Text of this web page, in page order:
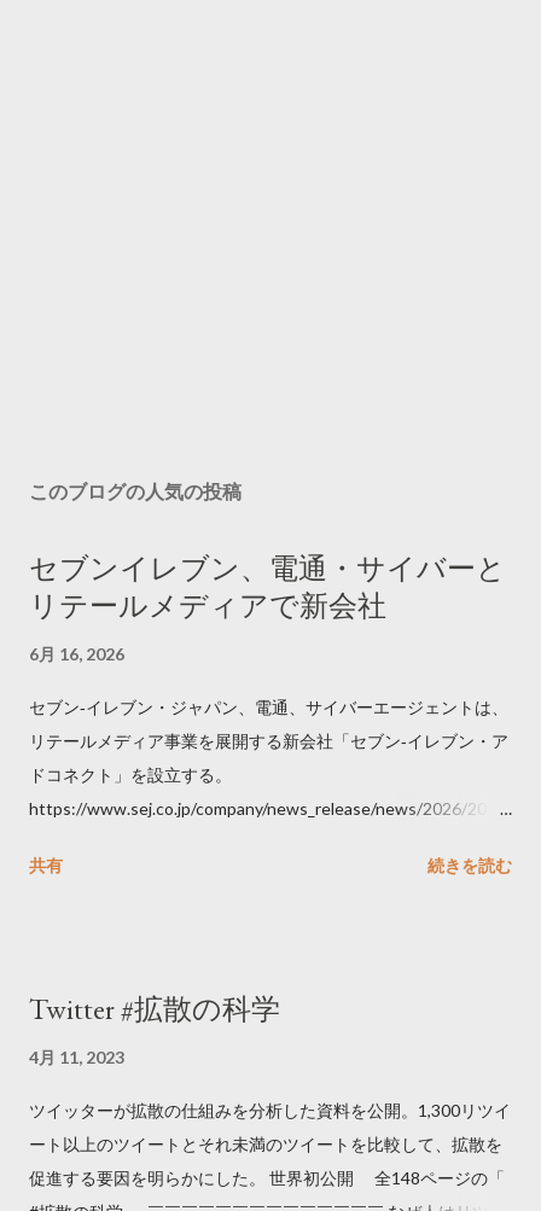
このブログの人気の投稿
セブンイレブン、電通・サイバーと
リテールメディアで新会社
6月 16, 2026
セブン‐イレブン・ジャパン、電通、サイバーエージェントは、
リテールメディア事業を展開する新会社「セブン‐イレブン・ア
ドコネクト」を設立する。
https://www.sej.co.jp/company/news_release/news/2026/2026
共有
続きを読む
Twitter #拡散の科学
4月 11, 2023
ツイッターが拡散の仕組みを分析した資料を公開。1,300リツイ
ート以上のツイートとそれ未満のツイートを比較して、拡散を
促進する要因を明らかにした。 世界初公開 全148ページの「